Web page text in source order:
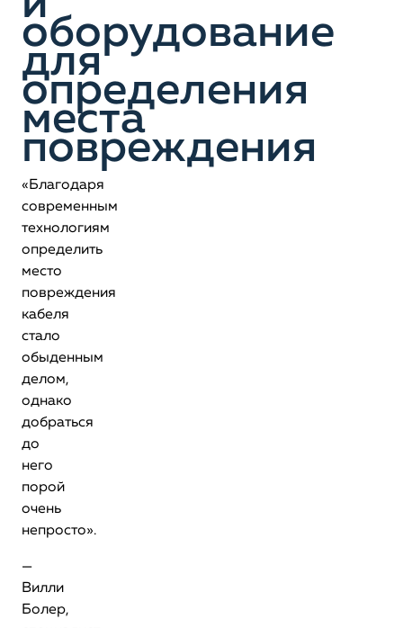
оборудование
для
определения
места
повреждения
«Благодаря
современным
технологиям
определить
место
повреждения
кабеля
стало
обыденным
делом,
однако
добраться
до
него
порой
очень
непросто».
—
Вилли
Болер,